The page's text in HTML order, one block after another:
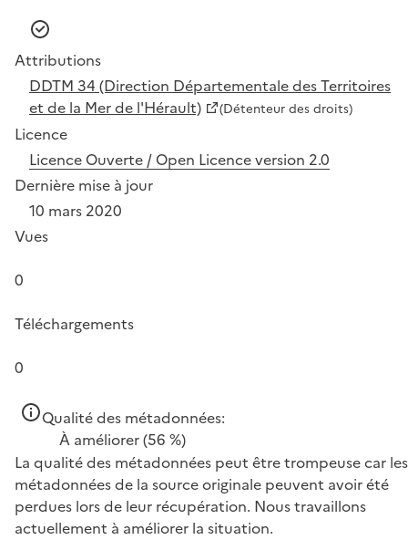
Attributions
DDTM 34 (Direction Départementale des Territoires
et de la Mer de l'Hérault)
(Détenteur des droits)
Licence
Licence Ouverte / Open Licence version 2.0
Dernière mise à jour
10 mars 2020
Vues
0
Téléchargements
0
Qualité des métadonnées:
À améliorer(56 %)
La qualité des métadonnées peut être trompeuse car les
métadonnées de la source originale peuvent avoir été
perdues lors de leur récupération. Nous travaillons
actuellement à améliorer la situation.